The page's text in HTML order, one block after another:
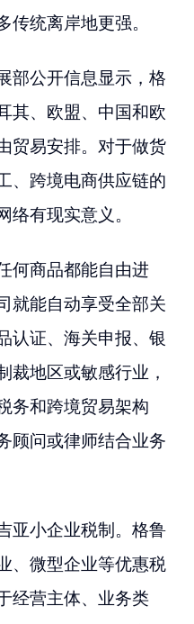
传统离岸地更强。
部公开信息显示，格
其、欧盟、中国和欧
贸易安排。对于做货
、跨境电商供应链的
络有现实意义。
何商品都能自由进
就能自动享受全部关
认证、海关申报、银
裁地区或敏感行业，
务和跨境贸易架构
顾问或律师结合业务
亚小企业税制。格鲁
、微型企业等优惠税
经营主体、业务类